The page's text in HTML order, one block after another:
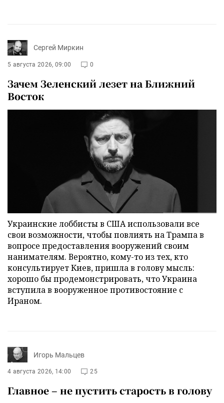
Сергей Миркин
5 августа 2026, 09:00 0
Зачем Зеленский лезет на Ближний
Восток
Украинские лоббисты в США использовали все
свои возможности, чтобы повлиять на Трампа в
вопросе предоставления вооружений своим
нанимателям. Вероятно, кому-то из тех, кто
консультирует Киев, пришла в голову мысль:
хорошо бы продемонстрировать, что Украина
вступила в вооруженное противостояние с
Ираном.
Игорь Мальцев
4 августа 2026, 14:00 25
Главное – не пустить старость в голову